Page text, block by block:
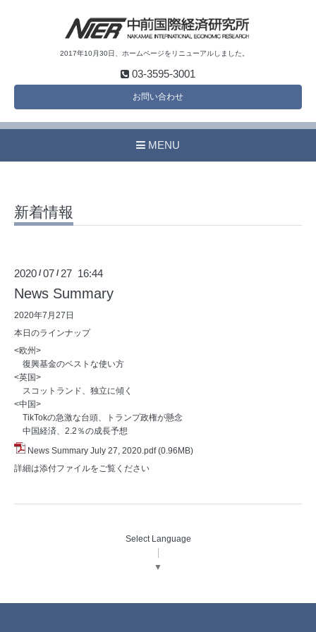
2017年10月30日、ホームページをリニューアルしました。
03-3595-3001
お問い合わせ
MENU
新着情報
2020 /07 / 27 16:44
News Summary
2020年7月27日
本日のラインナップ
<欧州>
復興基金のベストな使い方
<英国>
スコットランド、独立に傾く
<中国>
TikTokの急激な台頭、トランプ政権が懸念
中国経済、2.2％の成長予想
News Summary July 27, 2020.pdf (0.96MB)
詳細は添付ファイルをご覧ください
Select Language
▼